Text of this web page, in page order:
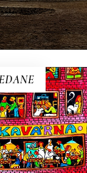
E-BOOK DO